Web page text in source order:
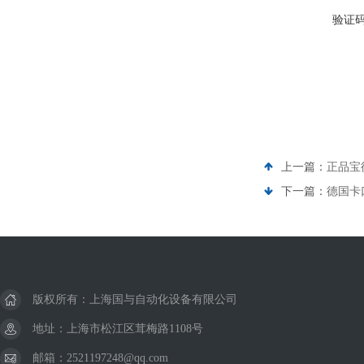
验证
上一篇： 正品宝
下一篇： 德国卡
版权所有：上海国与自动化设备有限公司
地址：上海市松江区茸梅路1108号
邮箱：2521197248@qq.com